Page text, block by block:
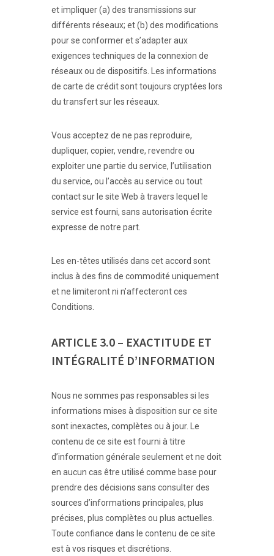
et impliquer (a) des transmissions sur
différents réseaux; et (b) des modifications
pour se conformer et s’adapter aux
exigences techniques de la connexion de
réseaux ou de dispositifs. Les informations
de carte de crédit sont toujours cryptées lors
du transfert sur les réseaux.
Vous acceptez de ne pas reproduire,
dupliquer, copier, vendre, revendre ou
exploiter une partie du service, l’utilisation
du service, ou l’accès au service ou tout
contact sur le site Web à travers lequel le
service est fourni, sans autorisation écrite
expresse de notre part.
Les en-têtes utilisés dans cet accord sont
inclus à des fins de commodité uniquement
et ne limiteront ni n’affecteront ces
Conditions.
ARTICLE 3.0 – EXACTITUDE ET
INTÉGRALITÉ D’INFORMATION
Nous ne sommes pas responsables si les
informations mises à disposition sur ce site
sont inexactes, complètes ou à jour. Le
contenu de ce site est fourni à titre
d’information générale seulement et ne doit
en aucun cas être utilisé comme base pour
prendre des décisions sans consulter des
sources d’informations principales, plus
précises, plus complètes ou plus actuelles.
Toute confiance dans le contenu de ce site
est à vos risques et discrétions.